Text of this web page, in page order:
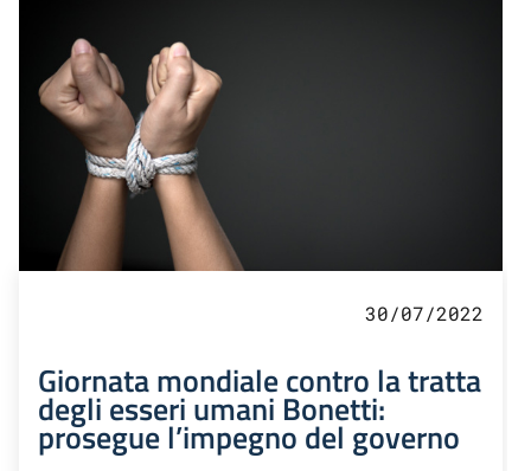
30/07/2022
Giornata mondiale contro la tratta
degli esseri umani Bonetti:
prosegue l’impegno del governo